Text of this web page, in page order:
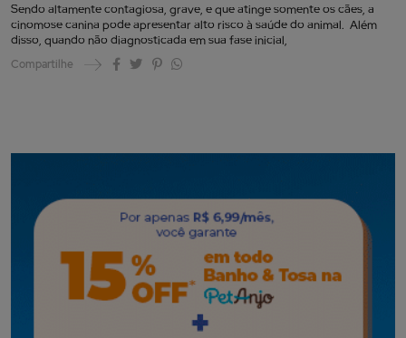
Sendo altamente contagiosa, grave, e que atinge somente os cães, a
cinomose canina pode apresentar alto risco à saúde do animal. Além
disso, quando não diagnosticada em sua fase inicial,
Compartilhe